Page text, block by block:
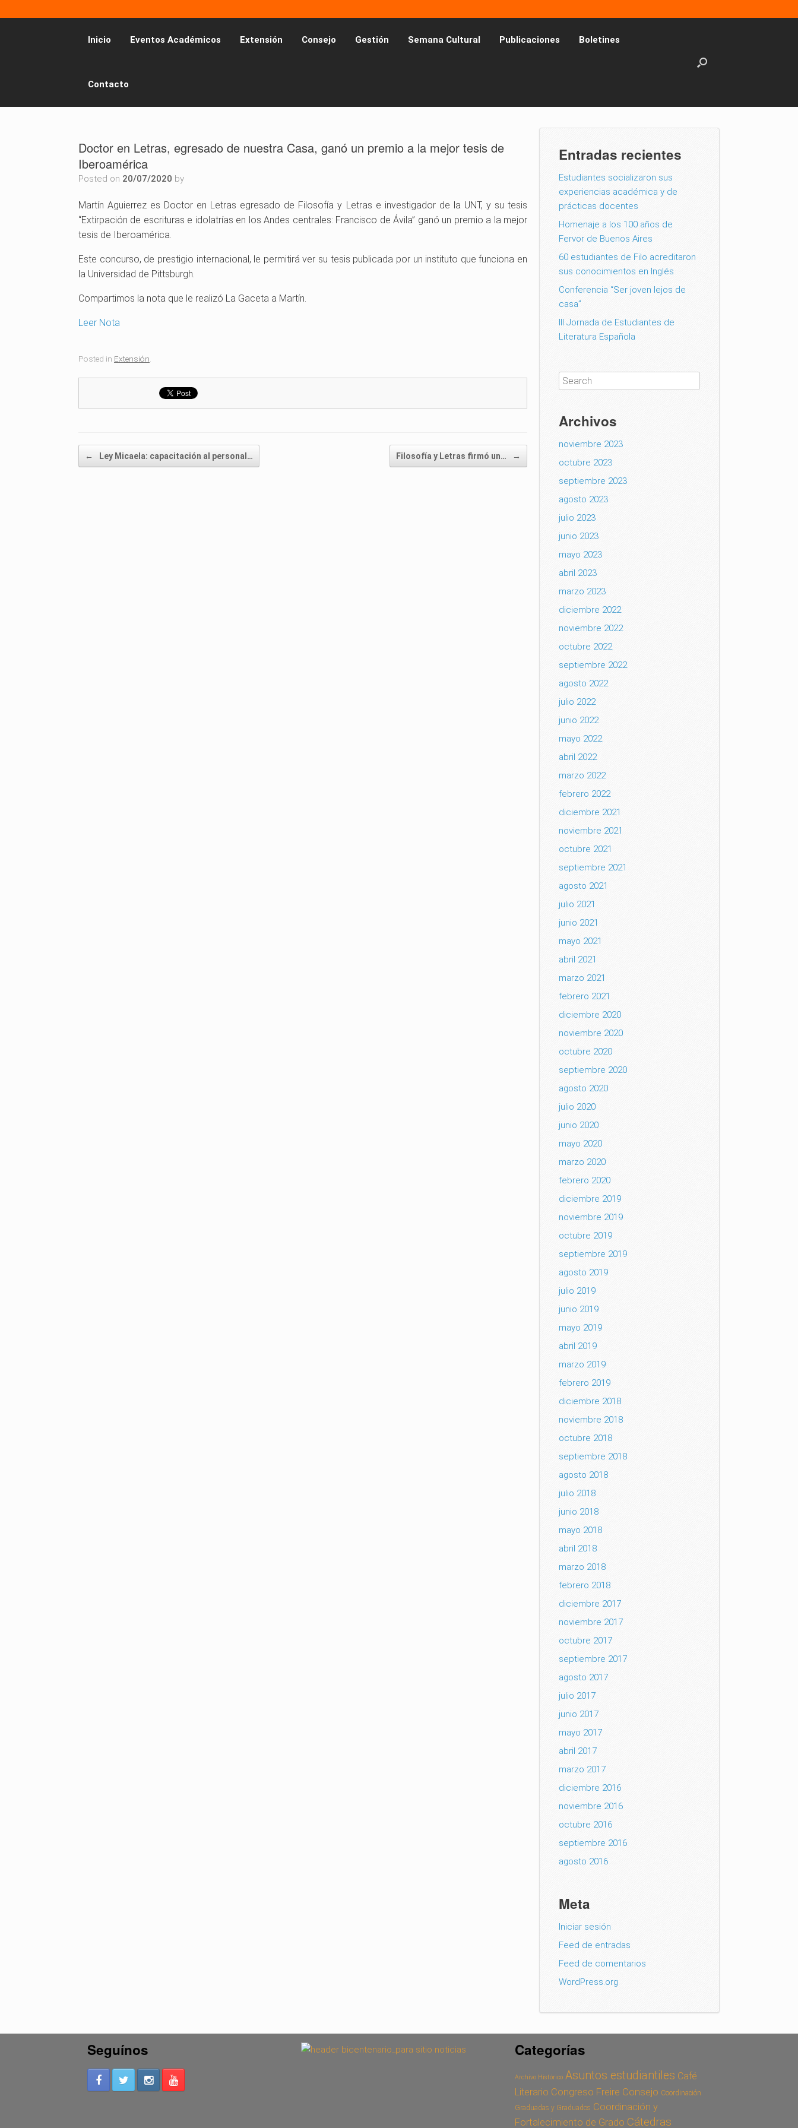
Inicio Eventos Académicos Extensión Consejo Gestión Semana Cultural Publicaciones Boletines
Contacto
Doctor en Letras, egresado de nuestra Casa, ganó un premio a la mejor tesis de
Iberoamérica
Posted on 20/07/2020 by
Martín Aguierrez es Doctor en Letras egresado de Filosofía y Letras e investigador de la UNT, y su tesis
“Extirpación de escrituras e idolatrías en los Andes centrales: Francisco de Ávila” ganó un premio a la mejor
tesis de Iberoamérica.
Este concurso, de prestigio internacional, le permitirá ver su tesis publicada por un instituto que funciona en
la Universidad de Pittsburgh.
Compartimos la nota que le realizó La Gaceta a Martín.
Leer Nota
Posted in Extensión.
Post navigation
← Ley Micaela: capacitación al personal… Filosofía y Letras firmó un… →
Entradas recientes
Estudiantes socializaron sus
experiencias académica y de
prácticas docentes
Homenaje a los 100 años de
Fervor de Buenos Aires
60 estudiantes de Filo acreditaron
sus conocimientos en Inglés
Conferencia “Ser joven lejos de
casa”
III Jornada de Estudiantes de
Literatura Española
Archivos
noviembre 2023
octubre 2023
septiembre 2023
agosto 2023
julio 2023
junio 2023
mayo 2023
abril 2023
marzo 2023
diciembre 2022
noviembre 2022
octubre 2022
septiembre 2022
agosto 2022
julio 2022
junio 2022
mayo 2022
abril 2022
marzo 2022
febrero 2022
diciembre 2021
noviembre 2021
octubre 2021
septiembre 2021
agosto 2021
julio 2021
junio 2021
mayo 2021
abril 2021
marzo 2021
febrero 2021
diciembre 2020
noviembre 2020
octubre 2020
septiembre 2020
agosto 2020
julio 2020
junio 2020
mayo 2020
marzo 2020
febrero 2020
diciembre 2019
noviembre 2019
octubre 2019
septiembre 2019
agosto 2019
julio 2019
junio 2019
mayo 2019
abril 2019
marzo 2019
febrero 2019
diciembre 2018
noviembre 2018
octubre 2018
septiembre 2018
agosto 2018
julio 2018
junio 2018
mayo 2018
abril 2018
marzo 2018
febrero 2018
diciembre 2017
noviembre 2017
octubre 2017
septiembre 2017
agosto 2017
julio 2017
junio 2017
mayo 2017
abril 2017
marzo 2017
diciembre 2016
noviembre 2016
octubre 2016
septiembre 2016
agosto 2016
Meta
Iniciar sesión
Feed de entradas
Feed de comentarios
WordPress.org
Seguínos Categorías
Archivo Histórico Asuntos estudiantiles Café
Literario Congreso Freire Consejo Coordinación
Graduadas y Graduados Coordinación y
Fortalecimiento de Grado Cátedras